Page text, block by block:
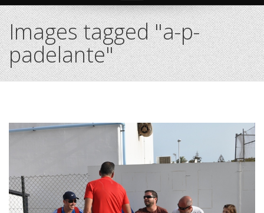
Images tagged "a-p-
padelante"